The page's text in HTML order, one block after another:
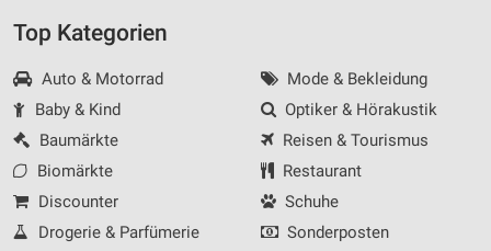
Top Kategorien
Auto & Motorrad
Baby & Kind
Baumärkte
Biomärkte
Discounter
Drogerie & Parfümerie
Mode & Bekleidung
Optiker & Hörakustik
Reisen & Tourismus
Restaurant
Schuhe
Sonderposten